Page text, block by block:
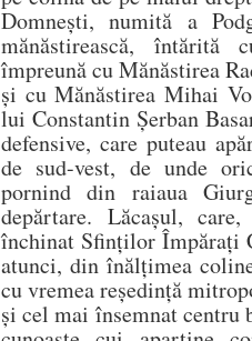
Domnești, numită a
mănăstirească,
împreună cu Mănăstirea
şi cu Mănăstirea Mihai
lui Constantin Şerban
defensive, care puteau
de sud-vest, de unde
pornind din raiaua
depărtare. Lăcașul,
închinat Sfinţilor Împăraţi
atunci, din înălțimea
cu vremea reședință
şi cel mai însemnat